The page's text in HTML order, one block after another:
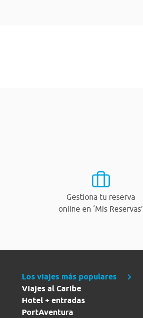
Gestiona tu reserva
online en ‘Mis Reservas’
Los viajes más populares
Viajes al Caribe
Hotel + entradas
PortAventura